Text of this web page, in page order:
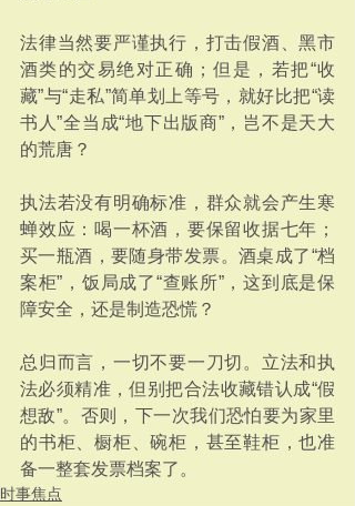
法律当然要严谨执行，打击假酒、黑市
酒类的交易绝对正确；但是，若把“收
藏”与“走私”简单划上等号，就好比把“读
书人”全当成“地下出版商”，岂不是天大
的荒唐？
执法若没有明确标准，群众就会产生寒
蝉效应：喝一杯酒，要保留收据七年；
买一瓶酒，要随身带发票。酒桌成了“档
案柜”，饭局成了“查账所”，这到底是保
障安全，还是制造恐慌？
总归而言，一切不要一刀切。立法和执
法必须精准，但别把合法收藏错认成“假
想敌”。否则，下一次我们恐怕要为家里
的书柜、橱柜、碗柜，甚至鞋柜，也准
备一整套发票档案了。
时事焦点